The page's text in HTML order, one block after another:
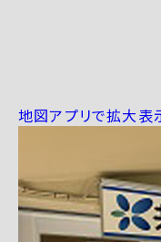
地図アプリで拡大表